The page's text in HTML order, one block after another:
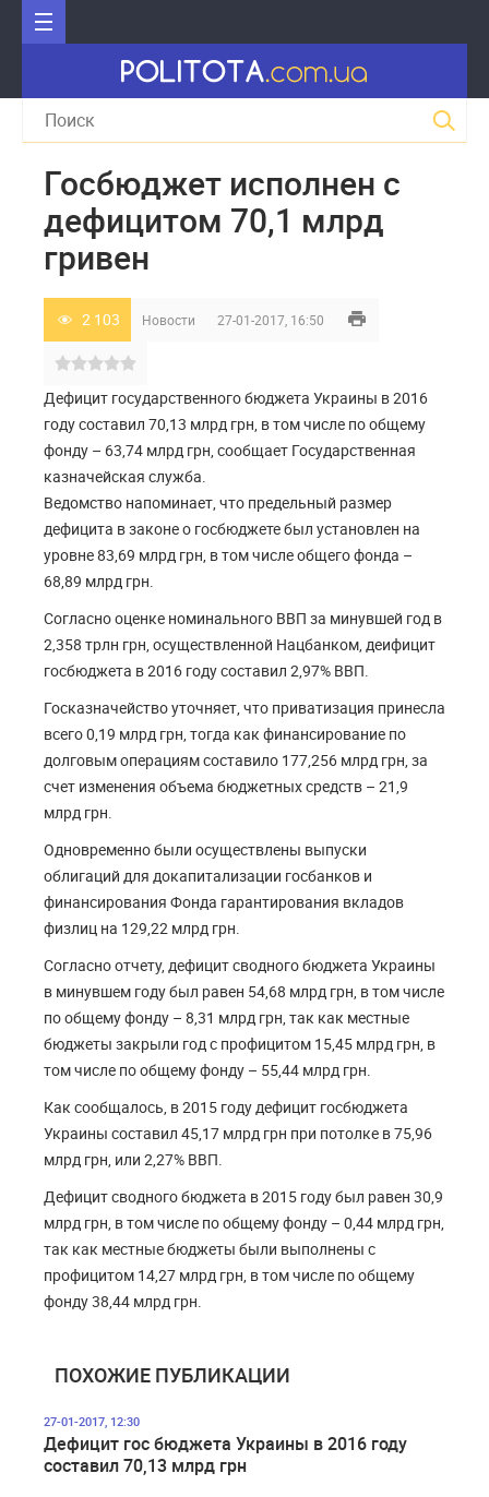
Госбюджет исполнен с
дефицитом 70,1 млрд
гривен
2 103 Новости 27-01-2017, 16:50
Дефицит государственного бюджета Украины в 2016
году составил 70,13 млрд грн, в том числе по общему
фонду – 63,74 млрд грн, сообщает Государственная
казначейская служба.
Ведомство напоминает, что предельный размер
дефицита в законе о госбюджете был установлен на
уровне 83,69 млрд грн, в том числе общего фонда –
68,89 млрд грн.
Согласно оценке номинального ВВП за минувшей год в
2,358 трлн грн, осуществленной Нацбанком, деифицит
госбюджета в 2016 году составил 2,97% ВВП.
Госказначейство уточняет, что приватизация принесла
всего 0,19 млрд грн, тогда как финансирование по
долговым операциям составило 177,256 млрд грн, за
счет изменения объема бюджетных средств – 21,9
млрд грн.
Одновременно были осуществлены выпуски
облигаций для докапитализации госбанков и
финансирования Фонда гарантирования вкладов
физлиц на 129,22 млрд грн.
Согласно отчету, дефицит сводного бюджета Украины
в минувшем году был равен 54,68 млрд грн, в том числе
по общему фонду – 8,31 млрд грн, так как местные
бюджеты закрыли год с профицитом 15,45 млрд грн, в
том числе по общему фонду – 55,44 млрд грн.
Как сообщалось, в 2015 году дефицит госбюджета
Украины составил 45,17 млрд грн при потолке в 75,96
млрд грн, или 2,27% ВВП.
Дефицит сводного бюджета в 2015 году был равен 30,9
млрд грн, в том числе по общему фонду – 0,44 млрд грн,
так как местные бюджеты были выполнены с
профицитом 14,27 млрд грн, в том числе по общему
фонду 38,44 млрд грн.
ПОХОЖИЕ ПУБЛИКАЦИИ
27-01-2017, 12:30
Дефицит гос бюджета Украины в 2016 году
составил 70,13 млрд грн